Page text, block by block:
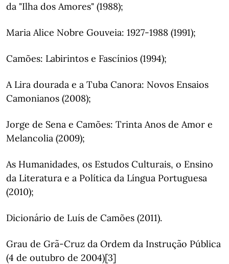
da "Ilha dos Amores" (1988);
Maria Alice Nobre Gouveia: 1927-1988 (1991);
Camões: Labirintos e Fascínios (1994);
A Lira dourada e a Tuba Canora: Novos Ensaios
Camonianos (2008);
Jorge de Sena e Camões: Trinta Anos de Amor e
Melancolia (2009);
As Humanidades, os Estudos Culturais, o Ensino
da Literatura e a Política da Língua Portuguesa
(2010);
Dicionário de Luís de Camões (2011).
Grau de Grã-Cruz da Ordem da Instrução Pública
(4 de outubro de 2004)[3]